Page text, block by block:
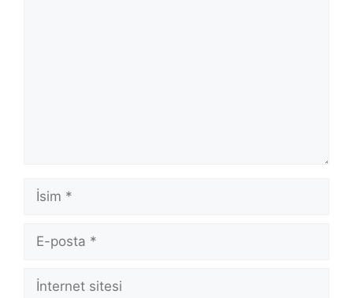
İsim
posta
İnternet